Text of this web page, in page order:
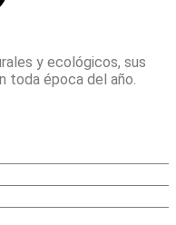
y ecológicos, sus
toda época del año.